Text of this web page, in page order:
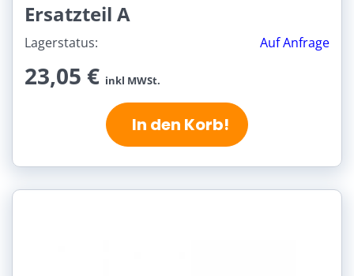
Ersatzteil A
Lagerstatus: Auf Anfrage
23,05 € inkl MWSt.
In den Korb!